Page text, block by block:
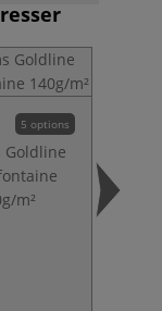
5 options
Goldline
m²